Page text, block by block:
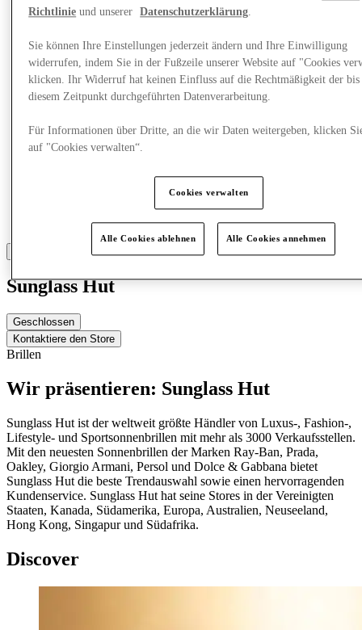
Mehr
Sunglass Hut
Geschlossen
Kontaktiere den Store
Brillen
Wir präsentieren: Sunglass Hut
Sunglass Hut ist der weltweit größte Händler von Luxus-, Fashion-,
Lifestyle- und Sportsonnenbrillen mit mehr als 3000 Verkaufsstellen.
Mit den neuesten Sonnenbrillen der Marken Ray-Ban, Prada,
Oakley, Giorgio Armani, Persol und Dolce & Gabbana bietet
Sunglass Hut die beste Trendauswahl sowie einen hervorragenden
Kundenservice. Sunglass Hut hat seine Stores in der Vereinigten
Staaten, Kanada, Südamerika, Europa, Australien, Neuseeland,
Hong Kong, Singapur und Südafrika.
Discover
Richtlinie und unserer Datenschutzerklärung.
Sie können Ihre Einstellungen jederzeit ändern und Ihre Einwilligung
widerrufen, indem Sie in der Fußzeile unserer Website auf "Cookies
klicken. Ihr Widerruf hat keinen Einfluss auf die Rechtmäßigkeit der bis
diesem Zeitpunkt durchgeführten Datenverarbeitung.
Für Informationen über Dritte, an die wir Daten weitergeben, klicken
auf "Cookies verwalten“.
Cookies verwalten
Alle Cookies ablehnen Alle Cookies annehmen